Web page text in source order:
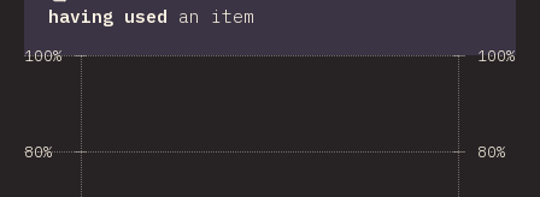
having used an item
80%
100%
80%
100%